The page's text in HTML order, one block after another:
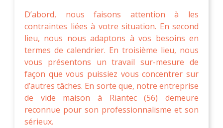
D’abord, nous faisons attention à les
contraintes liées à votre situation. En second
lieu, nous nous adaptons à vos besoins en
termes de calendrier. En troisième lieu, nous
vous présentons un travail sur-mesure de
façon que vous puissiez vous concentrer sur
d’autres tâches. En sorte que, notre entreprise
de vide maison à Riantec (56) demeure
reconnue pour son professionnalisme et son
sérieux.